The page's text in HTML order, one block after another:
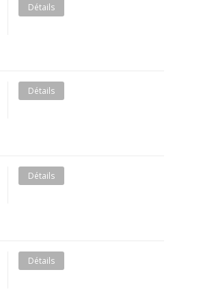
Détails
Détails
Détails
Détails